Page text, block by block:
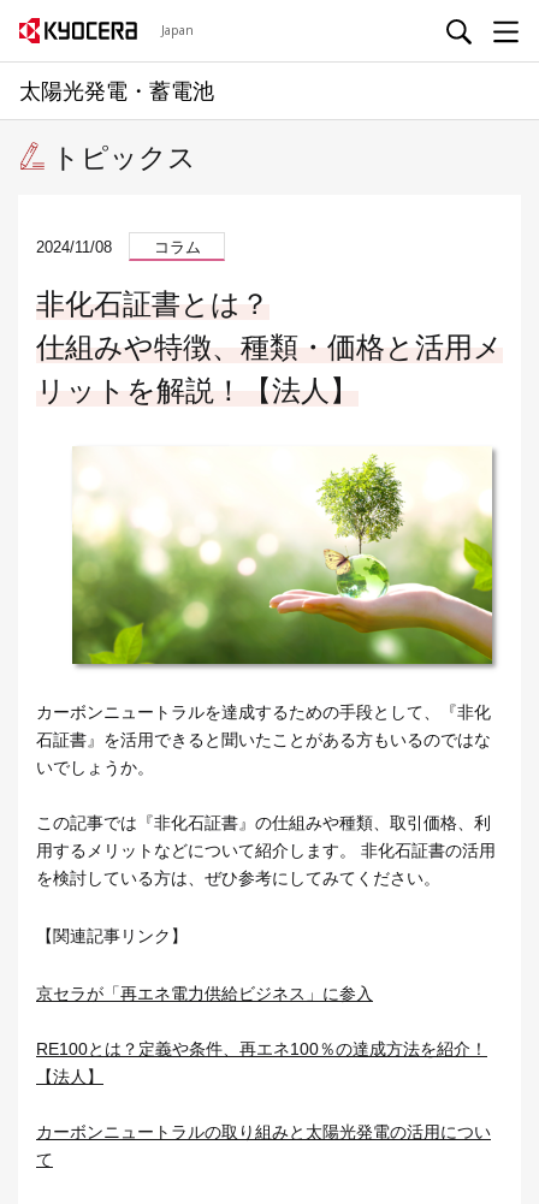
Japan
太陽光発電・蓄電池
トピックス
2024/11/08 コラム
非化石証書とは？
仕組みや特徴、種類・価格と活用メ
リットを解説！【法人】
カーボンニュートラルを達成するための手段として、『非化
石証書』を活用できると聞いたことがある方もいるのではな
いでしょうか。
この記事では『非化石証書』の仕組みや種類、取引価格、利
用するメリットなどについて紹介します。 非化石証書の活用
を検討している方は、ぜひ参考にしてみてください。
【関連記事リンク】
京セラが「再エネ電力供給ビジネス」に参入
RE100とは？定義や条件、再エネ100％の達成方法を紹介！
【法人】
カーボンニュートラルの取り組みと太陽光発電の活用につい
て